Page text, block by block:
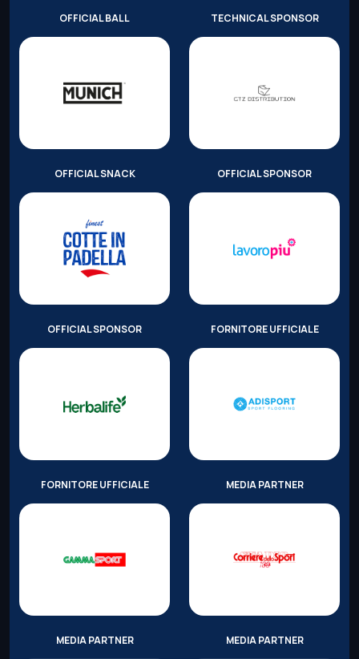
OFFICIAL BALL TECHNICAL SPONSOR
OFFICIAL SNACK OFFICIAL SPONSOR
OFFICIAL SPONSOR FORNITORE UFFICIALE
FORNITORE UFFICIALE MEDIA PARTNER
MEDIA PARTNER MEDIA PARTNER